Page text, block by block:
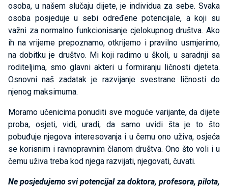
osoba, u našem slučaju dijete, je individua za sebe. Svaka
osoba posjeduje u sebi određene potencijale, a koji su
važni za normalno funkcionisanje cjelokupnog društva. Ako
ih na vrijeme prepoznamo, otkrijemo i pravilno usmjerimo,
na dobitku je društvo. Mi koji radimo u školi, u saradnji sa
roditeljima, smo glavni akteri u formiranju ličnosti djeteta.
Osnovni naš zadatak je razvijanje svestrane ličnosti do
njenog maksimuma.
Moramo učenicima ponuditi sve moguće varijante, da dijete
proba, osjeti, vidi, uradi, da samo uvidi šta je to što
pobuđuje njegova interesovanja i u čemu ono uživa, osjeća
se korisnim i ravnopravnim članom društva. Ono što voli i u
čemu uživa treba kod njega razvijati, njegovati, čuvati.
Ne posjedujemo svi potencijal za doktora, profesora, pilota,